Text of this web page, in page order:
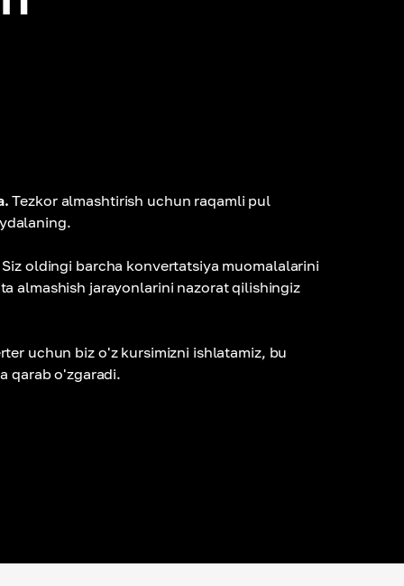
Tezkor almashtirish uchun raqamli pul
Siz oldingi barcha konvertatsiya muomalalarini
almashish jarayonlarini nazorat qilishingiz
uchun biz o'z kursimizni ishlatamiz, bu
qarab o'zgaradi.